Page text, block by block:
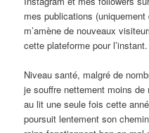
mes publications
m’amène de nouveaux
cette plateforme pour l’instant.
Niveau santé, malgré de
je souffre nettement moins de
au lit une seule fois cette
poursuit lentement son